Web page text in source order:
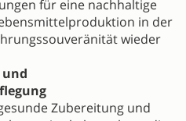
für eine nachhaltige
in der
wieder
Zubereitung und